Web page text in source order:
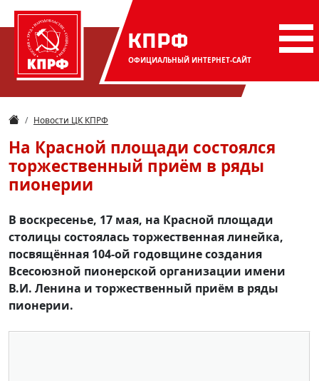
КПРФ
ОФИЦИАЛЬНЫЙ ИНТЕРНЕТ-САЙТ
Новости ЦК КПРФ
На Красной площади состоялся
торжественный приём в ряды
пионерии
В воскресенье, 17 мая, на Красной площади
столицы состоялась торжественная линейка,
посвящённая 104-ой годовщине создания
Всесоюзной пионерской организации имени
В.И. Ленина и торжественный приём в ряды
пионерии.